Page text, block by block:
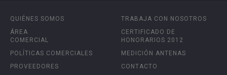
QUIÉNES SOMOS
ÁREA
COMERCIAL
POLÍTICAS COMERCIALES
PROVEEDORES
TRABAJA CON NOSOTROS
CERTIFICADO DE
HONORARIOS 2012
MEDICIÓN ANTENAS
CONTACTO